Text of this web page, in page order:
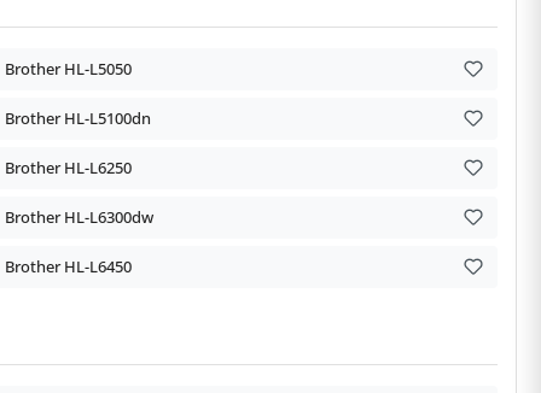
Brother HL-L5050
Brother HL-L5100dn
Brother HL-L6250
Brother HL-L6300dw
Brother HL-L6450